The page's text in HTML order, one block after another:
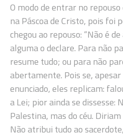
O modo de entrar no
na Páscoa de Cristo, pois foi
chegou ao repouso: “Não é
alguma o declare. Para não
resume tudo; ou para não
abertamente. Pois se,
enunciado, eles replicam:
a Lei; pior ainda se dissesse:
Palestina, mas do céu.
Não atribui tudo ao